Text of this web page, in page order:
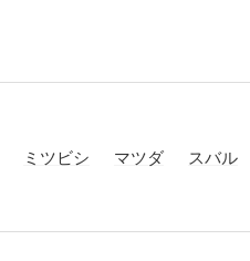
ミツビシ マツダ
スバル